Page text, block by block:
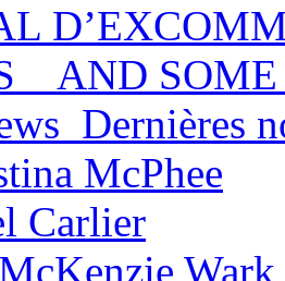
_ AND
McPhee
Carlier
Wark